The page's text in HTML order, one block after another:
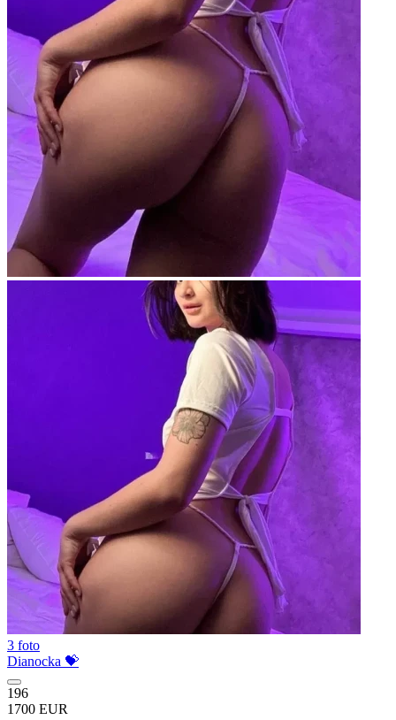
3 foto
Dianocka 💝
196
1700 EUR